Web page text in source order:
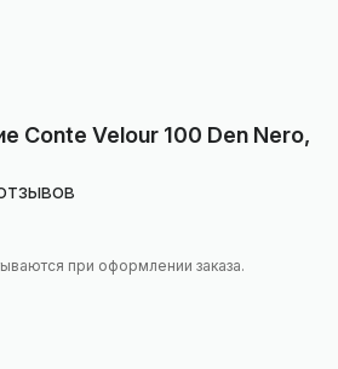
Conte Velour 100 Den Nero,
при оформлении заказа.